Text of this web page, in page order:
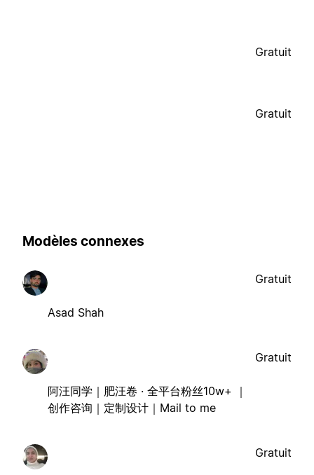
Gratuit
Gratuit
Modèles connexes
Asad Shah
Gratuit
阿汪同学｜肥汪卷 · 全平台粉丝10w+ ｜
创作咨询｜定制设计｜Mail to me
Gratuit
Gratuit